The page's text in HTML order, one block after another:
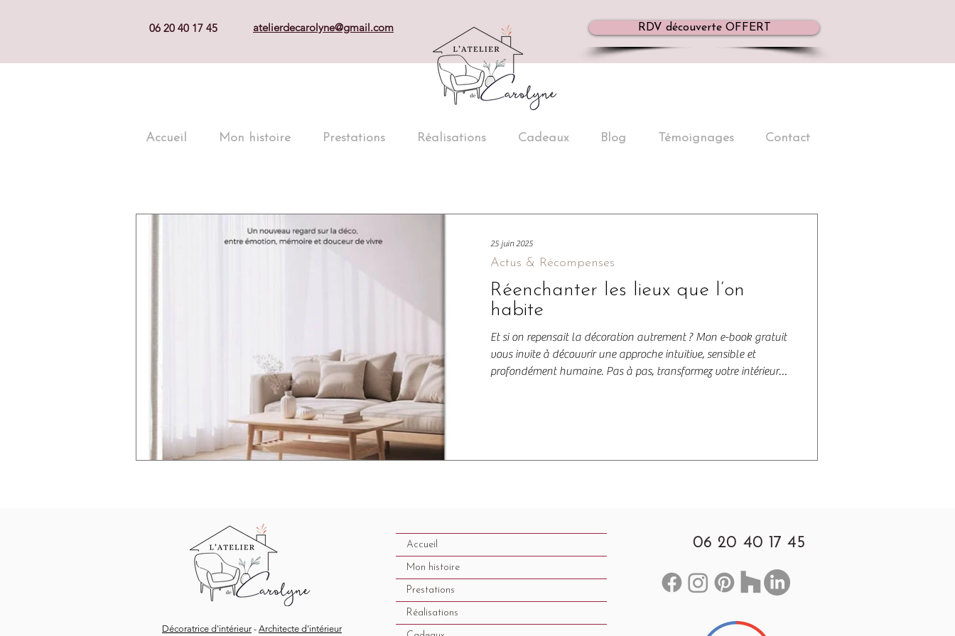
06 20 40 17 45 atelierdecarolyne@gmail.com RDV découverte OFFERT
Accueil Mon histoire Prestations Réalisations Cadeaux Blog Témoignages Contact
Réenchanter les lieux que l’on
habite
Et si on repensait la décoration autrement ? Mon e-book gratuit
vous invite à découvrir une approche intuitive, sensible et
profondément humaine. Pas à pas, transformez votre intérieur
Actus & Récompenses
25 juin 2025
Décoratrice d'intérieur- Architecte d'intérieur
Accueil
Mon histoire
Prestations
Réalisations
06 20 40 17 45